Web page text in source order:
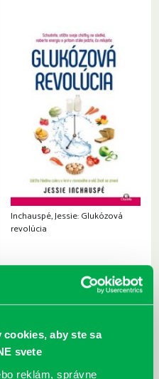
aby ste sa
svete
reklám, správne
Inchauspé, Jessie: Glukózová
revolúcia